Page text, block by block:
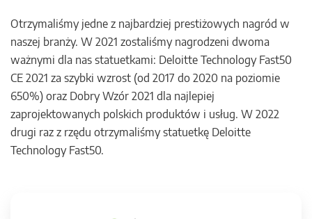
Otrzymaliśmy jedne z najbardziej prestiżowych nagród w
naszej branży. W 2021 zostaliśmy nagrodzeni dwoma
ważnymi dla nas statuetkami: Deloitte Technology Fast50
CE 2021 za szybki wzrost (od 2017 do 2020 na poziomie
650%) oraz Dobry Wzór 2021 dla najlepiej
zaprojektowanych polskich produktów i usług. W 2022
drugi raz z rzędu otrzymaliśmy statuetkę Deloitte
Technology Fast50.